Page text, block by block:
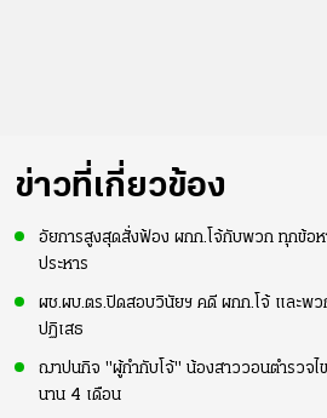
ข่าวที่เกี่ยวข้อง
อัยการสูงสุดสั่งฟ้อง ผกก.โจ้กับพวก ทุกข้อ
ประหาร
ผช.ผบ.ตร.ปิดสอบวินัยฯ คดี ผกก.โจ้ และพว
ปฏิเสธ
ฌาปนกิจ "ผู้กำกับโจ้" น้องสาววอนตำรวจไ
นาน 4 เดือน